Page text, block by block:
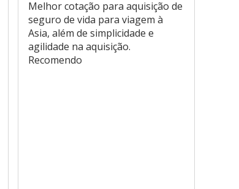
Melhor cotação para aquisição de
seguro de vida para viagem à
Asia, além de simplicidade e
agilidade na aquisição.
Recomendo